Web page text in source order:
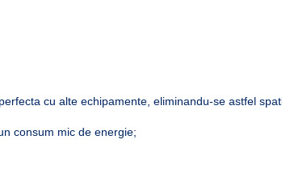
cu alte echipamente, eliminandu-se astfel
consum mic de energie;